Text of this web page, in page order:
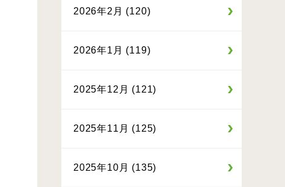
2026年2月 (120)
2026年1月 (119)
2025年12月 (121)
2025年11月 (125)
2025年10月 (135)